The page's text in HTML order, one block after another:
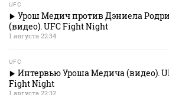
UFC
Урош Медич против Дэниела
(видео). UFC Fight Night
1 августа 22:34
UFC
Интервью Уроша Медича (видео).
Fight Night
1 августа 22:32